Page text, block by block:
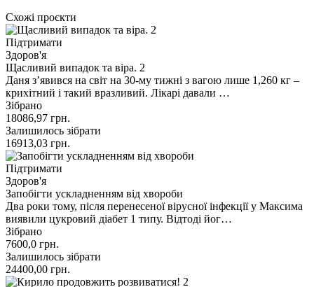
Схожі проєкти
Підтримати
Здоров'я
Щасливий випадок та віра. 2
Даня зʼявився на світ на 30-му тижні з вагою лише 1,260 кг –
крихітний і такий вразливий. Лікарі давали …
Зібрано
18086,97 грн.
Залишилось зібрати
16913,03 грн.
Підтримати
Здоров'я
Запобігти ускладненням від хвороби
Два роки тому, після перенесеної вірусної інфекції у Максима
виявили цукровий діабет 1 типу. Відтоді йог…
Зібрано
7600,0 грн.
Залишилось зібрати
24400,00 грн.